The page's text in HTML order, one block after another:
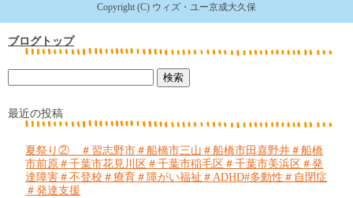
Copyright (C) ウィズ・ユー京成大久保
ブログトップ
最近の投稿
夏祭り② ＃習志野市＃船橋市三山＃船橋市田喜野井＃船橋
市前原＃千葉市花見川区＃千葉市稲毛区＃千葉市美浜区＃発
達障害＃不登校＃療育＃障がい福祉＃ADHD#多動性＃自閉症
＃発達支援